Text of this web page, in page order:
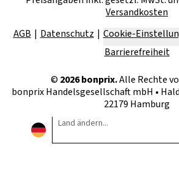
Versandkosten
AGB
Datenschutz Cookie-
Barrierefreiheit
© 2026bonprix.Alle Rechte
bonprix Handelsgesellschaft mbH •
22179 Hamburg
Land ändern...